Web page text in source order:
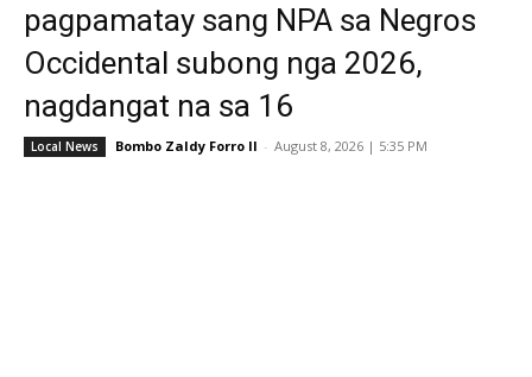
pagpamatay sang NPA sa Negros
Occidental subong nga 2026,
nagdangat na sa 16
Local News Bombo Zaldy Forro II - August 8, 2026 | 5:35 PM